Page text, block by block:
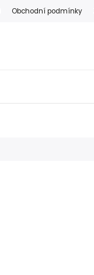
Obchodní podmínky